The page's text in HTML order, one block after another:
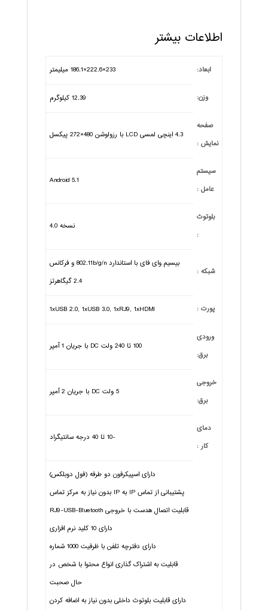
اطلاعات بیشتر
ابعاد: 233×222.6×186.1 میلیمتر
وزن: 12.39 کیلوگرم
صفحه
نمایش :
4.3 اینچی لمسی LCD با رزولوشن 480×272 پیکسل
سیستم
عامل :
Android 5.1
بلوتوث
:
نسخه 4.0
شبکه :
بیسیم وای فای با استاندارد 802.11b/g/n و فرکانس
2.4 گیگاهرتز
پورت : 1xUSB 2.0, 1xUSB 3.0, 1xRJ9, 1xHDMI
ورودی
برق:
100 تا 240 ولت DC با جریان 1 آمپر
خروجی
برق:
5 ولت DC با جریان 2 آمپر
دمای
کار :
-10 تا 40 درجه سانتیگراد
دارای اسپیکرفون دو طرفه (فول دوبلکس)
پشتیبانی از تماس IP به IP بدون نیاز به مرکز تماس
قابلیت اتصال هدست با خروجی RJ9-USB-Bluetooth
دارای 10 کلید نرم افزاری
دارای دفترچه تلفن با ظرفیت 1000 شماره
قابلیت به اشتراک گذاری انواع محتوا با شخص در
حال صحبت
دارای قابلیت بلوتوث داخلی بدون نیاز به اضافه کردن